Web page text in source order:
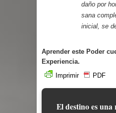
daño por
sana
inicial, se
Aprender este Poder
Experiencia.
Imprimir
PDF
El destino es